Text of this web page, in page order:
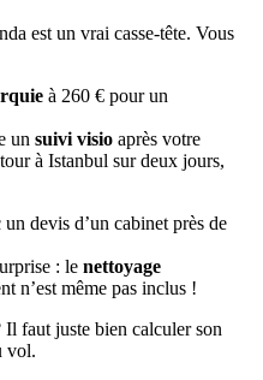
est un vrai casse-tête. Vous
à 260 € pour un
un suivi visio après votre
à Istanbul sur deux jours,
devis d’un cabinet près de
: le nettoyage
n’est même pas inclus !
faut juste bien calculer son
vol.